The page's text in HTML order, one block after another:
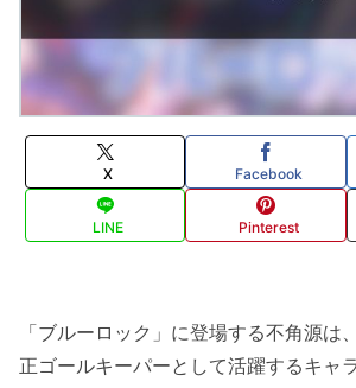
X Facebook
LINE Pinterest
「ブルーロック」に登場する不角源は
正ゴールキーパーとして活躍するキャ